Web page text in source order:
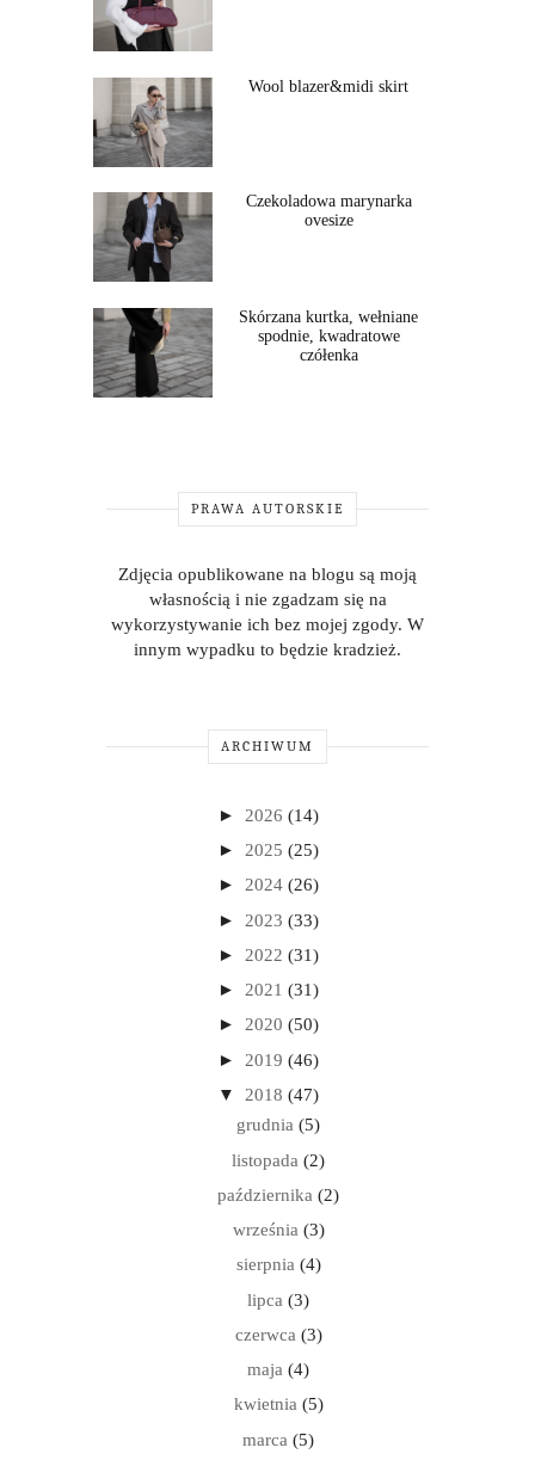
Wool blazer&midi skirt
Czekoladowa marynarka
ovesize
Skórzana kurtka, wełniane
spodnie, kwadratowe
czółenka
PRAWA AUTORSKIE
Zdjęcia opublikowane na blogu są moją
własnością i nie zgadzam się na
wykorzystywanie ich bez mojej zgody. W
innym wypadku to będzie kradzież.
ARCHIWUM
► 2026 (14)
► 2025 (25)
► 2024 (26)
► 2023 (33)
► 2022 (31)
► 2021 (31)
► 2020 (50)
► 2019 (46)
▼ 2018 (47)
grudnia (5)
listopada (2)
października (2)
września (3)
sierpnia (4)
lipca (3)
czerwca (3)
maja (4)
kwietnia (5)
marca (5)